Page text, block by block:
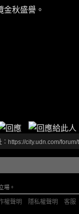
金秋盛譽。
：https://city.udn.com/
場。
權聲明 隱私權聲明 客服